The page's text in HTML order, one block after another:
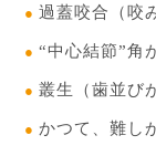
過蓋咬合（咬
“中心結節”角
叢生（歯並び
かつて、難し